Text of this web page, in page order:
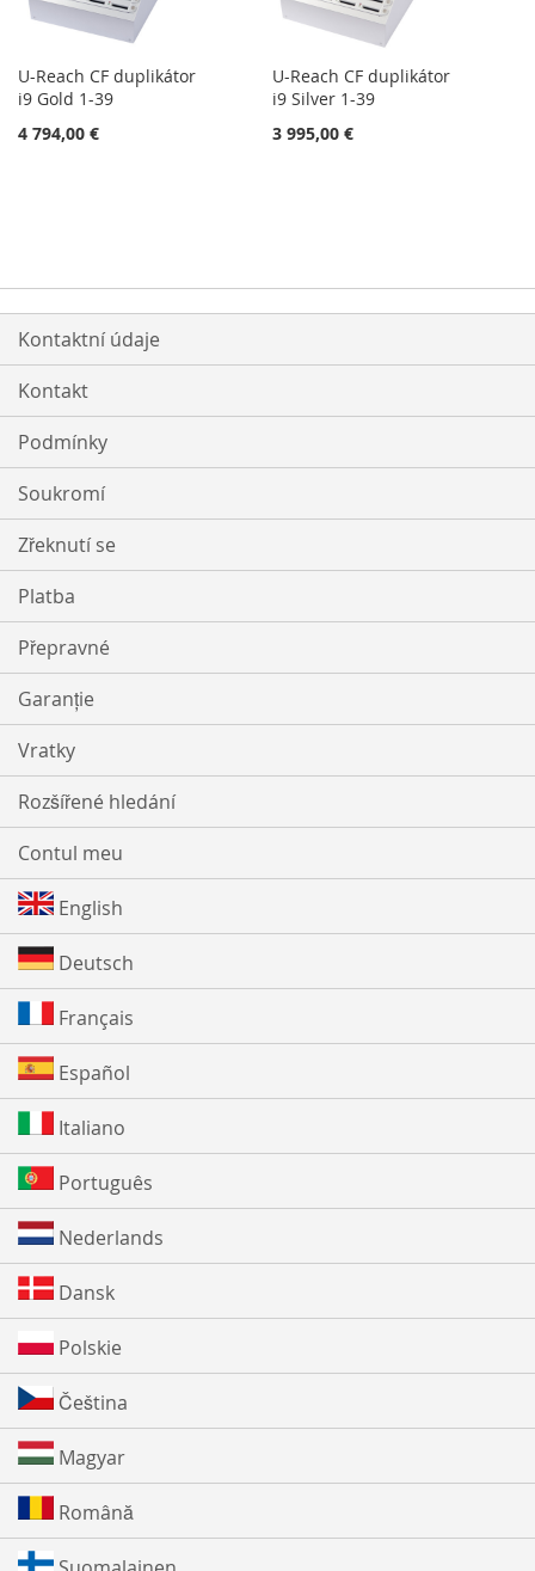
U-Reach CF duplikátor
i9 Gold 1-39
4 794,00 €
U-Reach CF duplikátor
i9 Silver 1-39
3 995,00 €
Kontaktní údaje
Kontakt
Podmínky
Soukromí
Zřeknutí se
Platba
Přepravné
Garanție
Vratky
Rozšířené hledání
Contul meu
English
Deutsch
Français
Español
Italiano
Português
Nederlands
Dansk
Polskie
Čeština
Magyar
Română